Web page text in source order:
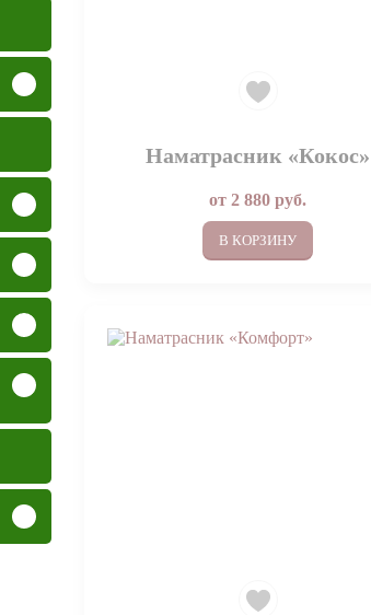
Наматрасник «Кокос»
от2 880 руб.
В КОРЗИНУ